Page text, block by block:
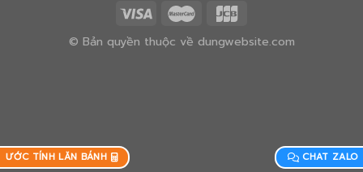
CHAT ZALO
ƯỚC TÍNH LĂN BÁNH
© Bản quyền thuộc về dungwebsite.com